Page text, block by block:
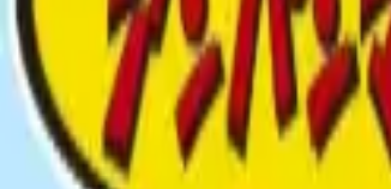
入荷予定店舗(全5店舗)
川越店 川崎店 浦和店平塚店 大和店
ご利用上のお願い